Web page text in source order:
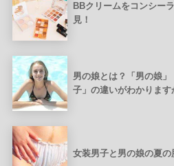
BBクリームをコンシー
見！
男の娘とは？「男の娘
子」の違いがわかります
女装男子と男の娘の夏